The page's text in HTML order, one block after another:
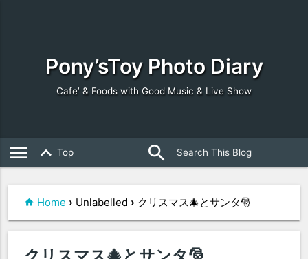
Pony’sToy Photo Diary
Cafe’ & Foods with Good Music & Live Show
menu keyboard_arrow_up Top search
Home › Unlabelled › クリスマス🎄とサンタ🎅